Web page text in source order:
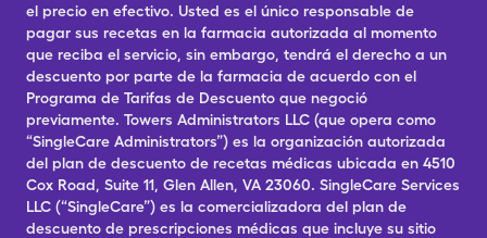
el precio en efectivo. Usted es el único responsable de
pagar sus recetas en la farmacia autorizada al momento
que reciba el servicio, sin embargo, tendrá el derecho a un
descuento por parte de la farmacia de acuerdo con el
Programa de Tarifas de Descuento que negoció
previamente. Towers Administrators LLC (que opera como
“SingleCare Administrators”) es la organización autorizada
del plan de descuento de recetas médicas ubicada en 4510
Cox Road, Suite 11, Glen Allen, VA 23060. SingleCare Services
LLC (“SingleCare”) es la comercializadora del plan de
descuento de prescripciones médicas que incluye su sitio